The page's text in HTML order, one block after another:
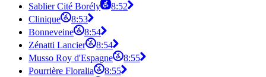
Sablier Cité Borély
8:52
Clinique
8:53
Bonneveine
8:54
Zénatti Lancier
8:54
Musso Roy d'Espagne
8:55
Pourrière Floralia
8:55